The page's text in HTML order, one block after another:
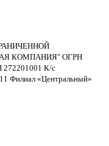
КОМПАНИЯ" ОГРН
272201001 К/с
Филиал «Центральный»